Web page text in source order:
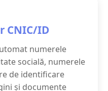
CNIC/ID
numerele
socială, numerele
de identificare
și documente